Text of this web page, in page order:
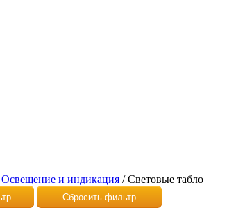
Освещение и индикация/Световые табло